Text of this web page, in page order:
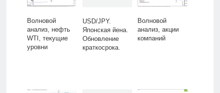
Волновой
анализ, нефть
WTI, текущие
уровни
USD/JPY.
Японская йена.
Обновление
краткосрока.
Волновой
анализ, акции
компаний